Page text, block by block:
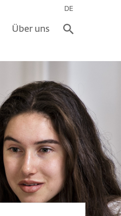
Über uns
DE